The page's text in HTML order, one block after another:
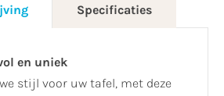
Specificaties
en uniek
stijl voor uw tafel, met deze